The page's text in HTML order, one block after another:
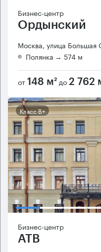
Бизнес-центр
Ордынский
Москва, улица
Полянка → 574 м
от 148 м² до 2 762
Класс B+
Бизнес-центр
АТВ